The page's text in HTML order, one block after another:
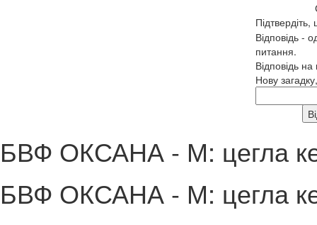
Відповідь -
питання.
Відповідь
Нову
БВФ ОКСАНА - М: цегла
БВФ ОКСАНА - М: цегла